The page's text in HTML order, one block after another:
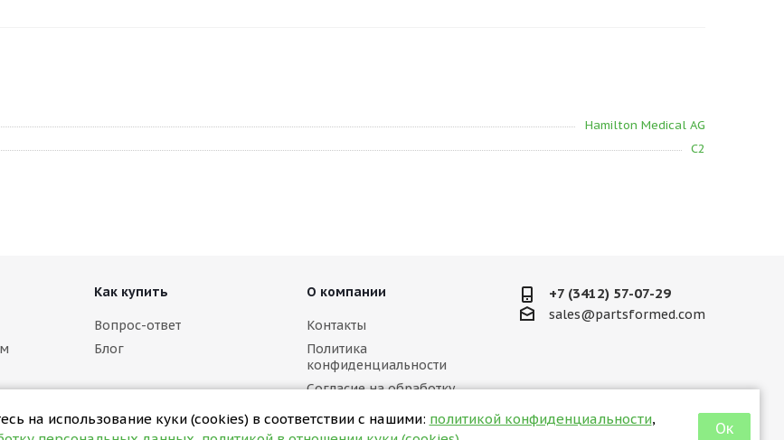
на использование куки (cookies) в соответствии с нашими: политикой конфиденциальности,
Ок
Hamilton Medical AG
C2
Как купить
Вопрос-ответ
Блог
О компании
Контакты
Политика
конфиденциальности
Согласие на обработку
Политика в отношении куки
+7 (3412) 57-07-29
sales@partsformed.com